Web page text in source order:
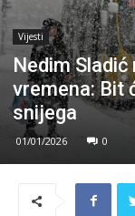
Vijesti
Nedim
vremena: Bit
snijega
01/01/2026 0